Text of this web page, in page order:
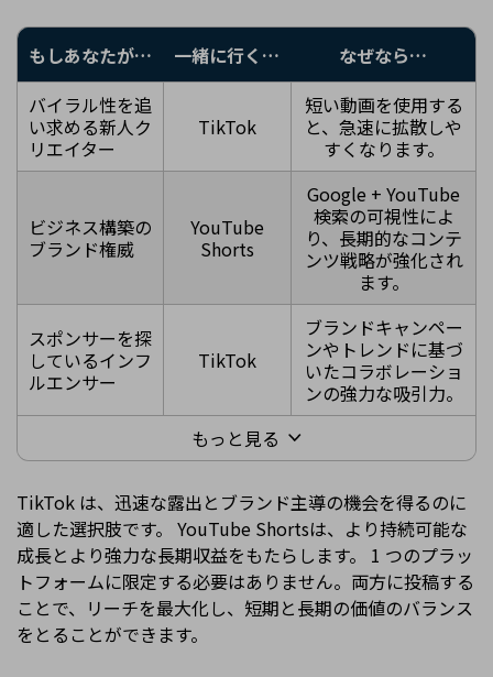
もしあなたが… 一緒に行く…
なぜなら…
バイラル性を追
い求める新人ク
リエイター
TikTok
短い動画を使用する
と、急速に拡散しや
すくなります。
ビジネス構築の
ブランド権威
YouTube
Shorts
Google + YouTube
検索の可視性によ
り、長期的なコンテ
ンツ戦略が強化され
ます。
スポンサーを探
しているインフ
ルエンサー
TikTok
ブランドキャンペー
ンやトレンドに基づ
いたコラボレーショ
ンの強力な吸引力。
もっと見る
TikTok は、迅速な露出とブランド主導の機会を得るのに
適した選択肢です。 YouTube Shortsは、より持続可能な
成長とより強力な長期収益をもたらします。 1 つのプラッ
トフォームに限定する必要はありません。両方に投稿する
ことで、リーチを最大化し、短期と長期の価値のバランス
をとることができます。